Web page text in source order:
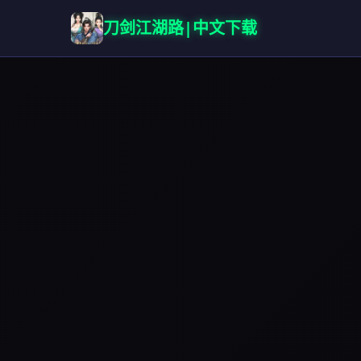
刀剑江湖路|中文下载